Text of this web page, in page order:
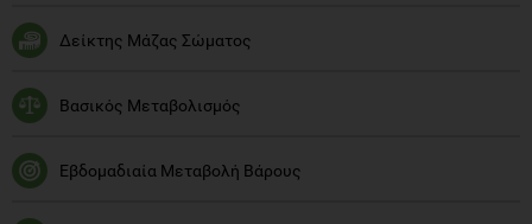
Δείκτης Μάζας Σώματος
Βασικός Μεταβολισμός
Εβδομαδιαία Μεταβολή Βάρους